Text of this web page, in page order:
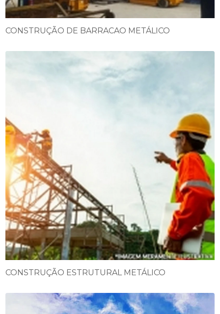
CONSTRUÇÃO DE BARRACAO METÁLICO
CONSTRUÇÃO ESTRUTURAL METÁLICO